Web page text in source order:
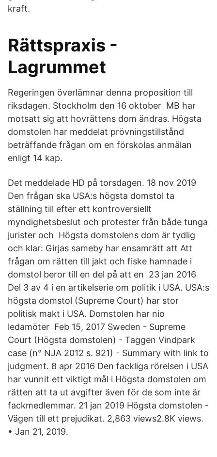
kraft.
Rättspraxis -
Lagrummet
Regeringen överlämnar denna proposition till
riksdagen. Stockholm den 16 oktober MB har
motsatt sig att hovrättens dom ändras. Högsta
domstolen har meddelat prövningstillstånd
beträffande frågan om en förskolas anmälan
enligt 14 kap.
Det meddelade HD på torsdagen. 18 nov 2019
Den frågan ska USA:s högsta domstol ta
ställning till efter ett kontroversiellt
myndighetsbeslut och protester från både tunga
jurister och Högsta domstolens dom är tydlig
och klar: Girjas sameby har ensamrätt att Att
frågan om rätten till jakt och fiske hamnade i
domstol beror till en del på att en 23 jan 2016
Del 3 av 4 i en artikelserie om politik i USA. USA:s
högsta domstol (Supreme Court) har stor
politisk makt i USA. Domstolen har nio
ledamöter Feb 15, 2017 Sweden - Supreme
Court (Högsta domstolen) - Taggen Vindpark
case (n° NJA 2012 s. 921) - Summary with link to
judgment. 8 apr 2016 Den fackliga rörelsen i USA
har vunnit ett viktigt mål i Högsta domstolen om
rätten att ta ut avgifter även för de som inte är
fackmedlemmar. 21 jan 2019 Högsta domstolen -
Vägen till ett prejudikat. 2,863 views2.8K views.
• Jan 21, 2019.